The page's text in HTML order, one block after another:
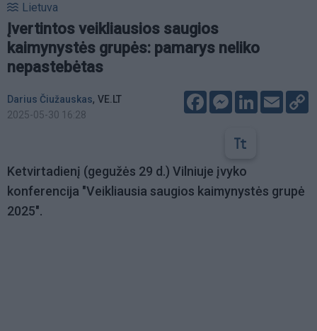
Lietuva
Įvertintos veikliausios saugios
kaimynystės grupės: pamarys neliko
nepastebėtas
Darius Čiužauskas, VE.LT
2025-05-30 16:28
FacebookMessenger
LinkedIn
Email
Ketvirtadienį (gegužės 29 d.) Vilniuje įvyko
konferencija "Veikliausia saugios kaimynystės grupė
2025".